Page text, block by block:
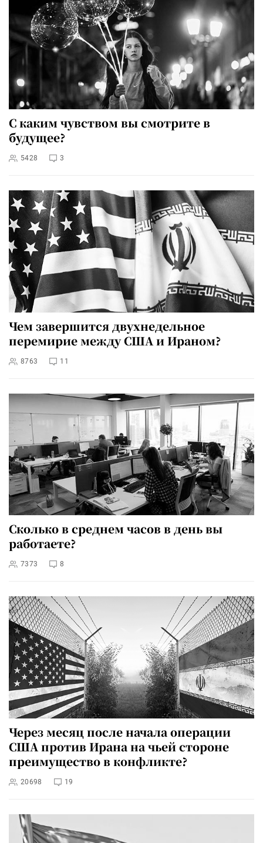
С каким чувством вы смотрите в
будущее?
5428 3
Чем завершится двухнедельное
перемирие между США и Ираном?
8763 11
Сколько в среднем часов в день вы
работаете?
7373 8
Через месяц после начала операции
США против Ирана на чьей стороне
преимущество в конфликте?
20698 19